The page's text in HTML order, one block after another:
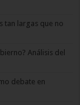
tan largas que no
Análisis del
debate en